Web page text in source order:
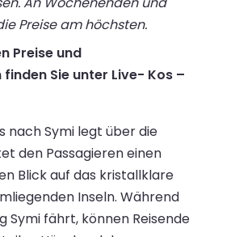
Preise am höchsten.
Preise und
Sie unter Live- Kos –
nach Symi legt über die
den Passagieren einen
Blick auf das kristallklare
Inseln. Während
Symi fährt, können Reisende